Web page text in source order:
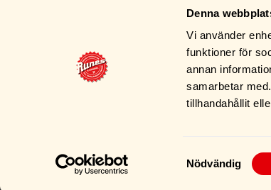
Denna
Vi använder
funktioner för
annan
samarbetar
tillhandahållit
Samtyckesval
Nödvändig